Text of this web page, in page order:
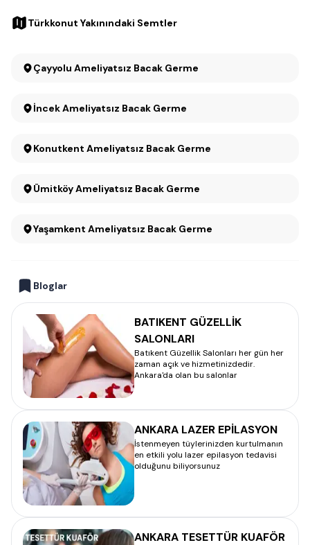
Türkkonut Yakınındaki Semtler
Çayyolu Ameliyatsız Bacak Germe
İncek Ameliyatsız Bacak Germe
Konutkent Ameliyatsız Bacak Germe
Ümitköy Ameliyatsız Bacak Germe
Yaşamkent Ameliyatsız Bacak Germe
Bloglar
BATIKENT GÜZELLİK
SALONLARI
Batıkent Güzellik Salonları her gün her
zaman açık ve hizmetinizdedir.
Ankara'da olan bu salonlar
ANKARA LAZER EPİLASYON
İstenmeyen tüylerinizden kurtulmanın
en etkili yolu lazer epilasyon tedavisi
olduğunu biliyorsunuz
ANKARA TESETTÜR KUAFÖR